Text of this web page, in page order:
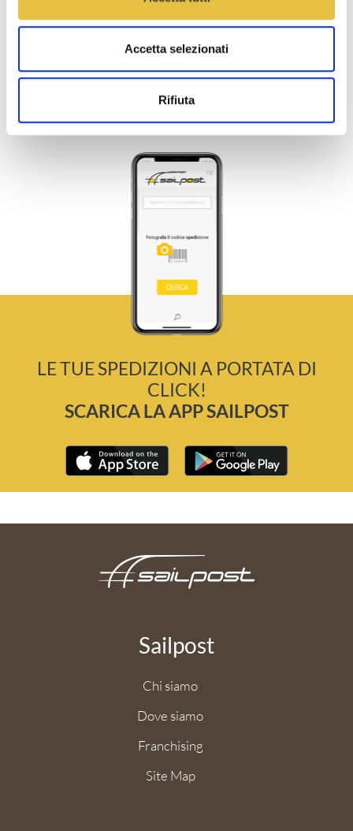
Accetta selezionati
Rifiuta
LE TUE SPEDIZIONI A PORTATA DI
CLICK!
SCARICA LA APP SAILPOST
Sailpost
Chi siamo
Dove siamo
Franchising
Site Map